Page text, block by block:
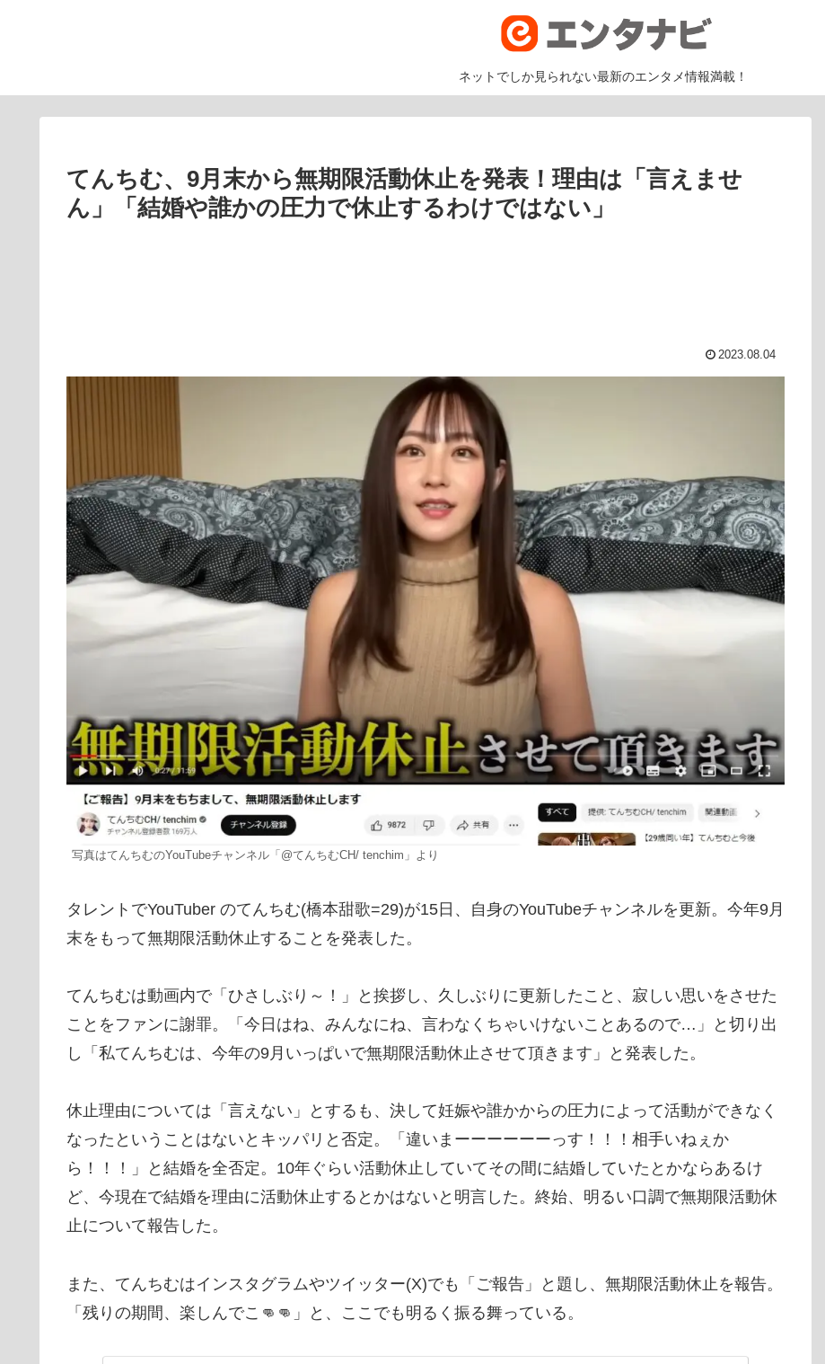
ネットでしか見られない最新のエンタメ情報満載！
てんちむ、9月末から無期限活動休止を発表！理由は「言えませ
ん」「結婚や誰かの圧力で休止するわけではない」
2023.08.04
写真はてんちむのYouTubeチャンネル「@てんちむCH/ tenchim」より
タレントでYouTuber のてんちむ(橋本甜歌=29)が15日、自身のYouTubeチャンネルを更新。今年9月
末をもって無期限活動休止することを発表した。
てんちむは動画内で「ひさしぶり～！」と挨拶し、久しぶりに更新したこと、寂しい思いをさせた
ことをファンに謝罪。「今日はね、みんなにね、言わなくちゃいけないことあるので…」と切り出
し「私てんちむは、今年の9月いっぱいで無期限活動休止させて頂きます」と発表した。
休止理由については「言えない」とするも、決して妊娠や誰かからの圧力によって活動ができなく
なったということはないとキッパリと否定。「違いまーーーーーーっす！！！相手いねぇか
ら！！！」と結婚を全否定。10年ぐらい活動休止していてその間に結婚していたとかならあるけ
ど、今現在で結婚を理由に活動休止するとかはないと明言した。終始、明るい口調で無期限活動休
止について報告した。
また、てんちむはインスタグラムやツイッター(X)でも「ご報告」と題し、無期限活動休止を報告。
「残りの期間、楽しんでこ👊👊」と、ここでも明るく振る舞っている。